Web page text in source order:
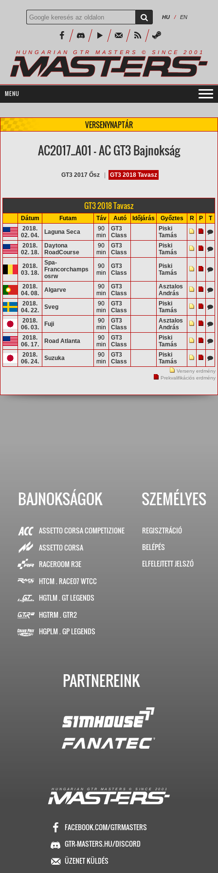
HU / EN
H U N G A R I A N G T R M A S T E R S © S I N C E 2 0 0 1
VERSENYNAPTÁR
AC2017_A01 - AC GT3 Bajnokság
GT3 2017 Ősz GT3 2018 Tavasz
GT3 2018 Tavasz
Dátum Futam Táv Autó Időjárás Győztes R P
T
2018.
02. 04.
Laguna Seca
90
min
GT3
Class
Piski
Tamás
2018.
02. 18.
Daytona
RoadCourse
90
min
GT3
Class
Piski
Tamás
2018.
03. 18.
Spa-
Francorchamps
osrw
90
min
GT3
Class
Piski
Tamás
2018.
04. 08.
Algarve
90
min
GT3
Class
Asztalos
András
2018.
04. 22.
Sveg
90
min
GT3
Class
Piski
Tamás
2018.
06. 03.
Fuji
90
min
GT3
Class
Asztalos
András
2018.
06. 17.
Road Atlanta
90
min
GT3
Class
Piski
Tamás
2018.
06. 24.
Suzuka
90
min
GT3
Class
Piski
Tamás
Verseny erdmény
Prekvalifikációs erdmény
BAJNOKSÁGOK
ASSETTO CORSA COMPETIZIONE
ASSETTO CORSA
RACEROOM R3E
HTCM . RACE07 WTCC
HGTLM . GT LEGENDS
HGTRM . GTR2
HGPLM . GP LEGENDS
SZEMÉLYES
REGISZTRÁCIÓ
BELÉPÉS
ELFELEJTETT JELSZÓ
PARTNEREINK
H U N G A R I A N G T R M A S T E R S © S I N C E 2 0 0 1
FACEBOOK.COM/GTRMASTERS
GTR-MASTERS.HU/DISCORD
ÜZENET KÜLDÉS